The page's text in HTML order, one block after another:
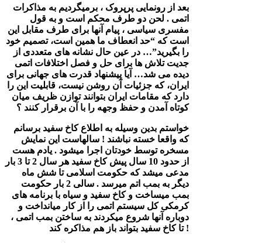
بعد از رونمایی پرپروک ، برمیگردیم به مذاکرات
اتمی . لحن دو طرف محکم است و به قول
مفسری سیاسی ، پیام آنها برای طرف مقابل این
است که “حد انعطاف ما همین است، تصمیم خود
را بگیرید”… در عین حال نشانه های متعددی از
جدیت تلاش ها برای حل و فصل اختلافات اتمی
دیده می شد… آیا پیشنهاد قدرت های جهانی برای
ایران، که جزئیات آن روشن نیست، قابلیت این را
دارد که مقامات ایران بتوانند توازن ظریف میان
کوتاه آمدن و حفظ وجهه را با آن برقرار کنند ؟
خواستم بدین وسیله به اطلاع کاخ سفید برسانم
که واقعا خسته نباشند ! سالهاست این نمایش
مسخره توسط خودتان اجرا میشود . یادم هست
از حدود 10 سال پیش کاخ سفید هر سال 2 تا 3 بار
مدعی میشد که حکومت اسلامی تا شش ماه
دیگر به بمب اتم میرسد . سالی 2 بار حکومت
بمب میساخت و کاخ سفید و سیاه با برنامه های
کرمکی کل سیستم اتمی را از کار میانداخت و
دوباره آنها شروع میکردند به ساختن بمب اتمی ،
تا کاخ سفید بتواند باز هم مذاکره کند !